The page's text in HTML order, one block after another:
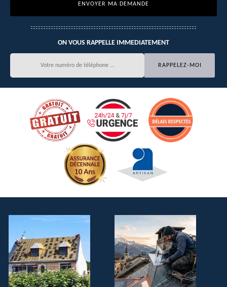
ON VOUS RAPPELLE IMMEDIATEMENT